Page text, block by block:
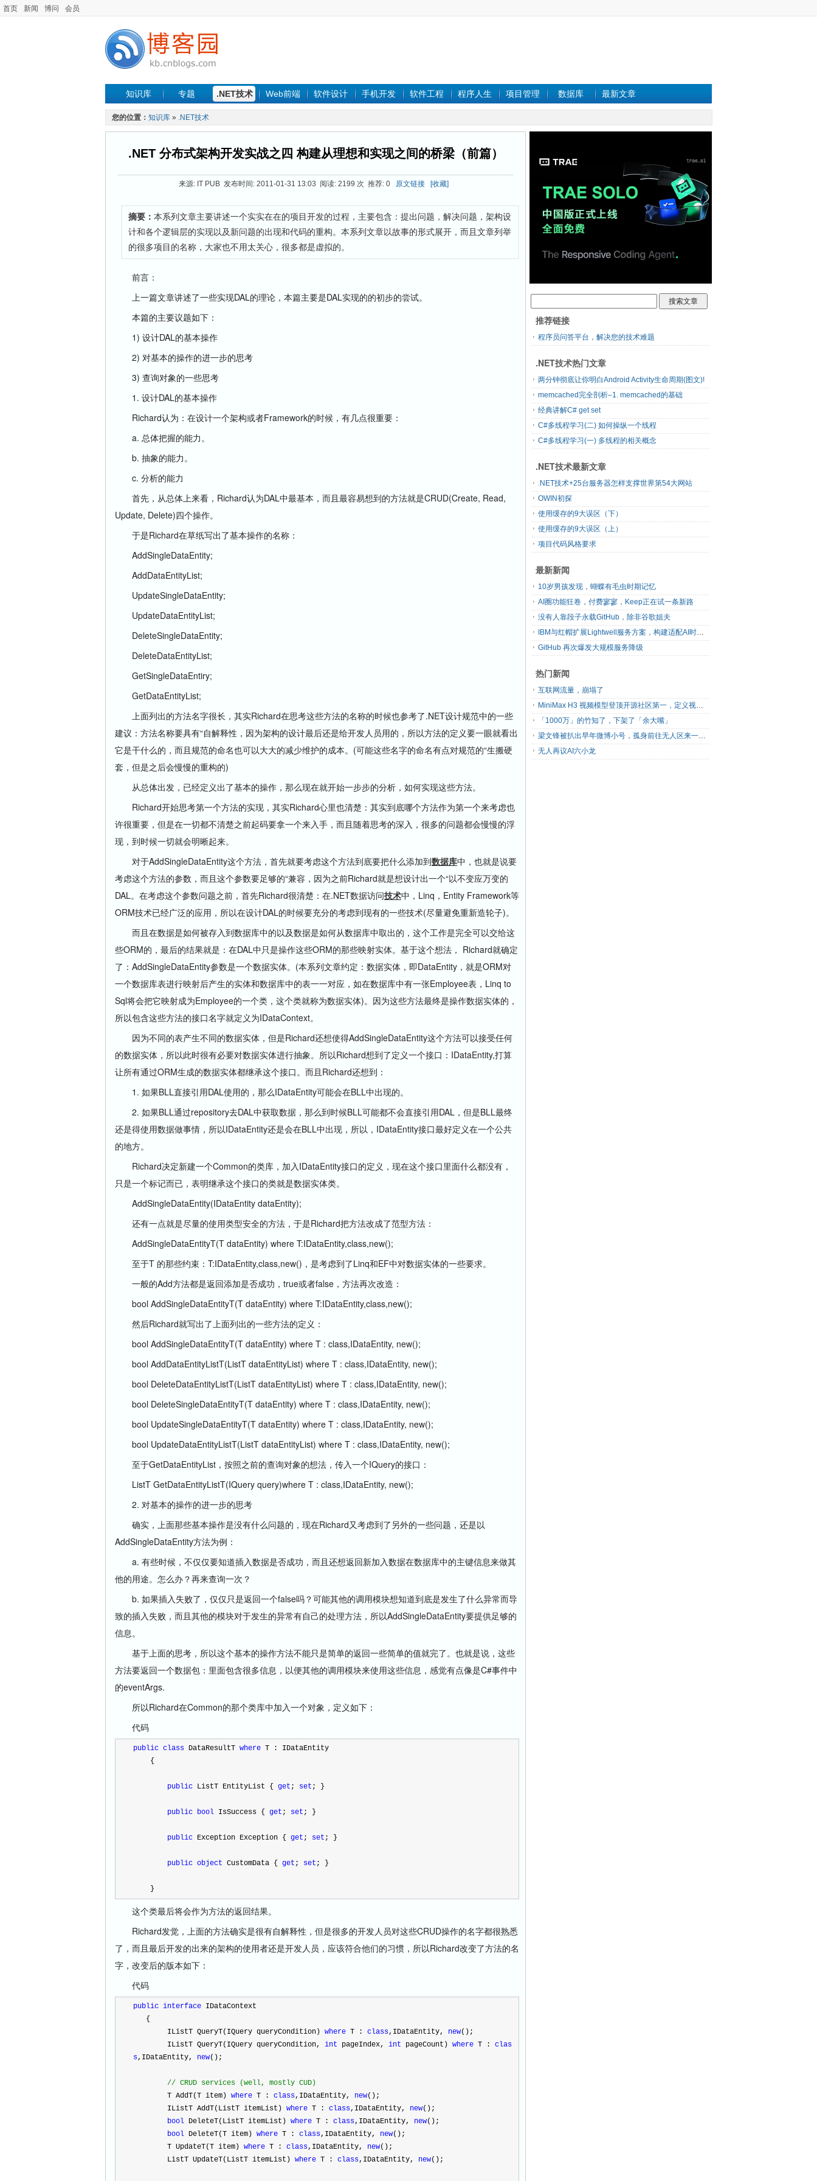
首页 新闻 博问 会员
知识库 专题 .NET技术 Web前端 软件设计 手机开发 软件工程 程序人生 项目管理 数据库 最新文章
您的位置： 知识库 » .NET技术
.NET 分布式架构开发实战之四 构建从理想和实现之间的桥梁（前篇）
来源: IT PUB 发布时间: 2011-01-31 13:03 阅读: 2199 次 推荐: 0 原文链接 [收藏]
摘要： 本系列文章主要讲述一个实实在在的项目开发的过程，主要包含：提出问题，解决问题，架构设
计和各个逻辑层的实现以及新问题的出现和代码的重构。本系列文章以故事的形式展开，而且文章列举
的很多项目的名称，大家也不用太关心，很多都是虚拟的。
前言：
上一篇文章讲述了一些实现DAL的理论，本篇主要是DAL实现的的初步的尝试。
本篇的主要议题如下：
1) 设计DAL的基本操作
2) 对基本的操作的进一步的思考
3) 查询对象的一些思考
1. 设计DAL的基本操作
Richard认为：在设计一个架构或者Framework的时候，有几点很重要：
a. 总体把握的能力。
b. 抽象的能力。
c. 分析的能力
首先，从总体上来看，Richard认为DAL中最基本，而且最容易想到的方法就是CRUD(Create, Read,
Update, Delete)四个操作。
于是Richard在草纸写出了基本操作的名称：
AddSingleDataEntity;
AddDataEntityList;
UpdateSingleDataEntity;
UpdateDataEntityList;
DeleteSingleDataEntity;
DeleteDataEntityList;
GetSingleDataEntiry;
GetDataEntityList;
上面列出的方法名字很长，其实Richard在思考这些方法的名称的时候也参考了.NET设计规范中的一些
建议：方法名称要具有“自解释性，因为架构的设计最后还是给开发人员用的，所以方法的定义要一眼就看出
它是干什么的，而且规范的命名也可以大大的减少维护的成本。(可能这些名字的命名有点对规范的“生搬硬
套，但是之后会慢慢的重构的)
从总体出发，已经定义出了基本的操作，那么现在就开始一步步的分析，如何实现这些方法。
Richard开始思考第一个方法的实现，其实Richard心里也清楚：其实到底哪个方法作为第一个来考虑也
许很重要，但是在一切都不清楚之前起码要拿一个来入手，而且随着思考的深入，很多的问题都会慢慢的浮
现，到时候一切就会明晰起来。
对于AddSingleDataEntity这个方法，首先就要考虑这个方法到底要把什么添加到数据库中，也就是说要
考虑这个方法的参数，而且这个参数要足够的“兼容，因为之前Richard就是想设计出一个“以不变应万变的
DAL。在考虑这个参数问题之前，首先Richard很清楚：在.NET数据访问技术中，Linq，Entity Framework等
ORM技术已经广泛的应用，所以在设计DAL的时候要充分的考虑到现有的一些技术(尽量避免重新造轮子)。
而且在数据是如何被存入到数据库中的以及数据是如何从数据库中取出的，这个工作是完全可以交给这
些ORM的，最后的结果就是：在DAL中只是操作这些ORM的那些映射实体。基于这个想法， Richard就确定
了：AddSingleDataEntity参数是一个数据实体。(本系列文章约定：数据实体，即DataEntity，就是ORM对
一个数据库表进行映射后产生的实体和数据库中的表一一对应，如在数据库中有一张Employee表，Linq to
Sql将会把它映射成为Employee的一个类，这个类就称为数据实体)。因为这些方法最终是操作数据实体的，
所以包含这些方法的接口名字就定义为IDataContext。
因为不同的表产生不同的数据实体，但是Richard还想使得AddSingleDataEntity这个方法可以接受任何
的数据实体，所以此时很有必要对数据实体进行抽象。所以Richard想到了定义一个接口：IDataEntity,打算
让所有通过ORM生成的数据实体都继承这个接口。而且Richard还想到：
1. 如果BLL直接引用DAL使用的，那么IDataEntity可能会在BLL中出现的。
2. 如果BLL通过repository去DAL中获取数据，那么到时候BLL可能都不会直接引用DAL，但是BLL最终
还是得使用数据做事情，所以IDataEntity还是会在BLL中出现，所以，IDataEntity接口最好定义在一个公共
的地方。
Richard决定新建一个Common的类库，加入IDataEntity接口的定义，现在这个接口里面什么都没有，
只是一个标记而已，表明继承这个接口的类就是数据实体类。
AddSingleDataEntity(IDataEntity dataEntity);
还有一点就是尽量的使用类型安全的方法，于是Richard把方法改成了范型方法：
AddSingleDataEntityT(T dataEntity) where T:IDataEntity,class,new();
至于T 的那些约束：T:IDataEntity,class,new()，是考虑到了Linq和EF中对数据实体的一些要求。
一般的Add方法都是返回添加是否成功，true或者false，方法再次改造：
bool AddSingleDataEntityT(T dataEntity) where T:IDataEntity,class,new();
然后Richard就写出了上面列出的一些方法的定义：
bool AddSingleDataEntityT(T dataEntity) where T : class,IDataEntity, new();
bool AddDataEntityListT(ListT dataEntityList) where T : class,IDataEntity, new();
bool DeleteDataEntityListT(ListT dataEntityList) where T : class,IDataEntity, new();
bool DeleteSingleDataEntityT(T dataEntity) where T : class,IDataEntity, new();
bool UpdateSingleDataEntityT(T dataEntity) where T : class,IDataEntity, new();
bool UpdateDataEntityListT(ListT dataEntityList) where T : class,IDataEntity, new();
至于GetDataEntityList，按照之前的查询对象的想法，传入一个IQuery的接口：
ListT GetDataEntityListT(IQuery query)where T : class,IDataEntity, new();
2. 对基本的操作的进一步的思考
确实，上面那些基本操作是没有什么问题的，现在Richard又考虑到了另外的一些问题，还是以
AddSingleDataEntity方法为例：
a. 有些时候，不仅仅要知道插入数据是否成功，而且还想返回新加入数据在数据库中的主键信息来做其
他的用途。怎么办？再来查询一次？
b. 如果插入失败了，仅仅只是返回一个false吗？可能其他的调用模块想知道到底是发生了什么异常而导
致的插入失败，而且其他的模块对于发生的异常有自己的处理方法，所以AddSingleDataEntity要提供足够的
信息。
基于上面的思考，所以这个基本的操作方法不能只是简单的返回一些简单的值就完了。也就是说，这些
方法要返回一个数据包：里面包含很多信息，以便其他的调用模块来使用这些信息，感觉有点像是C#事件中
的eventArgs.
所以Richard在Common的那个类库中加入一个对象，定义如下：
代码
public class DataResultT where T : IDataEntity
    {
public ListT EntityList { get ; set ; }
public bool IsSuccess { get ; set ; }
public Exception Exception { get ; set ; }
public object CustomData { get ; set ; }
    }
这个类最后将会作为方法的返回结果。
Richard发觉，上面的方法确实是很有自解释性，但是很多的开发人员对这些CRUD操作的名字都很熟悉
了，而且最后开发的出来的架构的使用者还是开发人员，应该符合他们的习惯，所以Richard改变了方法的名
字，改变后的版本如下：
代码
public interface IDataContext
   {
        IList
T QueryT(IQuery queryCondition) where T : class,IDataEntity, new();
        IList
T QueryT(IQuery queryCondition, int pageIndex, int pageCount) where T : clas
s,IDataEntity, new();
// CRUD services (well, mostly CUD)
        T Add
T(T item) where T : class,IDataEntity, new();
        IList
T AddT(ListT itemList) where T : class,IDataEntity, new();
bool DeleteT(ListT itemList) where T : class,IDataEntity, new();
bool DeleteT(T item) where T : class,IDataEntity, new();
        T Update
T(T item) where T : class,IDataEntity, new();
        List
T UpdateT(ListT itemList) where T : class,IDataEntity, new();
推荐链接
程序员问答平台，解决您的技术难题
.NET技术热门文章
两分钟彻底让你明白Android Activity生命周期(图文)!
memcached完全剖析–1. memcached的基础
经典讲解C# get set
C#多线程学习(二) 如何操纵一个线程
C#多线程学习(一) 多线程的相关概念
.NET技术最新文章
.NET技术+25台服务器怎样支撑世界第54大网站
OWIN初探
使用缓存的9大误区（下）
使用缓存的9大误区（上）
项目代码风格要求
最新新闻
10岁男孩发现，蝴蝶有毛虫时期记忆
AI圈功能狂卷，付费寥寥，Keep正在试一条新路
没有人靠段子永载GitHub，除非谷歌姐夫
IBM与红帽扩展Lightwell服务方案，构建适配AI时代开源生态的可信基础设施
GitHub 再次爆发大规模服务降级
热门新闻
互联网流量，崩塌了
MiniMax H3 视频模型登顶开源社区第一，定义视频模型领域“斩杀线”
「1000万」的竹知了，下架了「余大嘴」
梁文锋被扒出早年微博小号，孤身前往无人区来一场相当 deep 的 seek 旅行
无人再议AI六小龙